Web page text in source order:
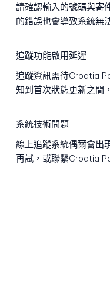
請確認輸入的號碼與寄
的錯誤也會導致系統無
追蹤功能啟用延遲
追蹤資訊需待Croatia
知到首次狀態更新之間
系統技術問題
線上追蹤系統偶爾會出
再試，或聯繫Croatia